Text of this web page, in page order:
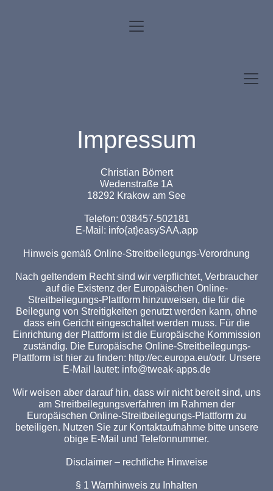
Impressum
Christian Bömert
Wedenstraße 1A
18292 Krakow am See
Telefon: 038457-502181
E-Mail: info{at}easySAA.app
Hinweis gemäß Online-Streitbeilegungs-Verordnung
Nach geltendem Recht sind wir verpflichtet, Verbraucher
auf die Existenz der Europäischen Online-
Streitbeilegungs-Plattform hinzuweisen, die für die
Beilegung von Streitigkeiten genutzt werden kann, ohne
dass ein Gericht eingeschaltet werden muss. Für die
Einrichtung der Plattform ist die Europäische Kommission
zuständig. Die Europäische Online-Streitbeilegungs-
Plattform ist hier zu finden: http://ec.europa.eu/odr. Unsere
E-Mail lautet: info@tweak-apps.de
Wir weisen aber darauf hin, dass wir nicht bereit sind, uns
am Streitbeilegungsverfahren im Rahmen der
Europäischen Online-Streitbeilegungs-Plattform zu
beteiligen. Nutzen Sie zur Kontaktaufnahme bitte unsere
obige E-Mail und Telefonnummer.
Disclaimer – rechtliche Hinweise
§ 1 Warnhinweis zu Inhalten